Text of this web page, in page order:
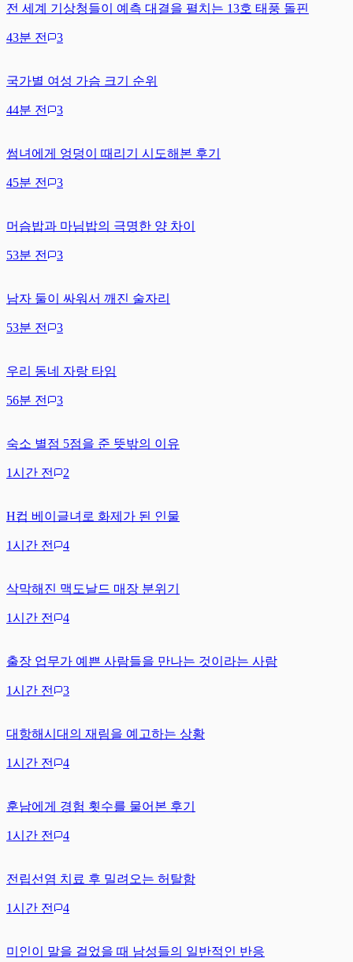
전 세계 기상청들이 예측 대결을 펼치는 13호 태풍 돌핀
43분 전 3
국가별 여성 가슴 크기 순위
44분 전 3
썸녀에게 엉덩이 때리기 시도해본 후기
45분 전 3
머슴밥과 마님밥의 극명한 양 차이
53분 전 3
남자 둘이 싸워서 깨진 술자리
53분 전 3
우리 동네 자랑 타임
56분 전 3
숙소 별점 5점을 준 뜻밖의 이유
1시간 전 2
H컵 베이글녀로 화제가 된 인물
1시간 전 4
삭막해진 맥도날드 매장 분위기
1시간 전 4
출장 업무가 예쁜 사람들을 만나는 것이라는 사람
1시간 전 3
대항해시대의 재림을 예고하는 상황
1시간 전 4
훈남에게 경험 횟수를 물어본 후기
1시간 전 4
전립선염 치료 후 밀려오는 허탈함
1시간 전 4
미인이 말을 걸었을 때 남성들의 일반적인 반응